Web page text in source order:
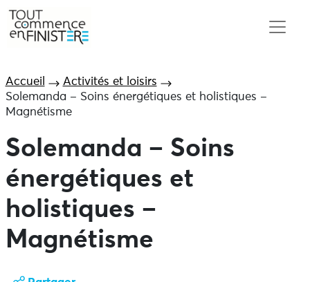
Accueil
Activités et loisirs
Solemanda – Soins énergétiques et holistiques –
Magnétisme
Solemanda – Soins
énergétiques et
holistiques –
Magnétisme